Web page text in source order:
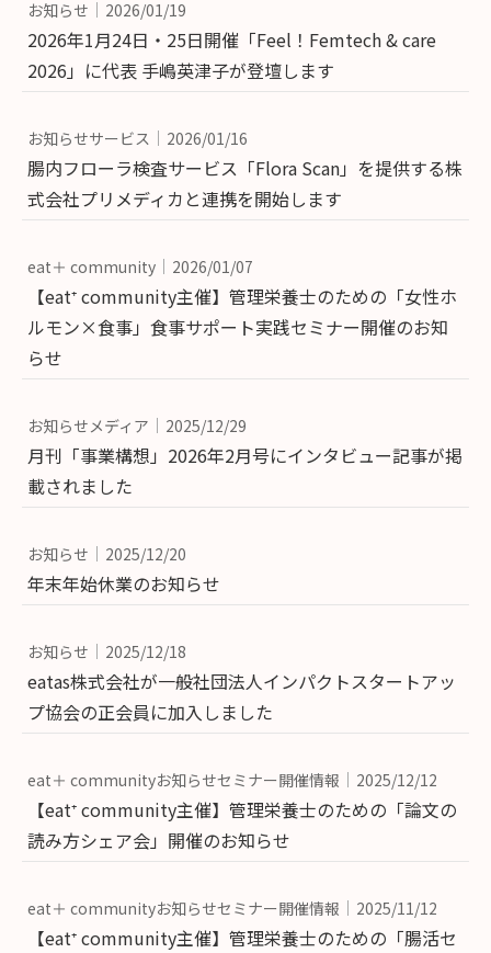
お知らせ 2026/01/19
2026年1月24日・25日開催「Feel！Femtech & care
2026」に代表 手嶋英津子が登壇します
お知らせサービス 2026/01/16
腸内フローラ検査サービス「Flora Scan」を提供する株
式会社プリメディカと連携を開始します
eat＋ community 2026/01/07
【eat⁺ community主催】管理栄養士のための「女性ホ
ルモン×食事」食事サポート実践セミナー開催のお知
らせ
お知らせメディア 2025/12/29
月刊「事業構想」2026年2月号にインタビュー記事が掲
載されました
お知らせ 2025/12/20
年末年始休業のお知らせ
お知らせ 2025/12/18
eatas株式会社が一般社団法人インパクトスタートアッ
プ協会の正会員に加入しました
eat＋ communityお知らせセミナー開催情報 2025/12/12
【eat⁺ community主催】管理栄養士のための「論文の
読み方シェア会」開催のお知らせ
eat＋ communityお知らせセミナー開催情報 2025/11/12
【eat⁺ community主催】管理栄養士のための「腸活セ